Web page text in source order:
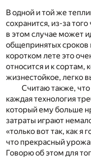
В одной и той же
сохранится, из-за
в этом случае может
общепринятых сроков
коротком лете это
относится и к сортам,
жизнестойкое, легко
Считаю также,
каждая технология
который ему больше
затраты играют
«только вот так, как
что прекрасный
Говорю об этом для